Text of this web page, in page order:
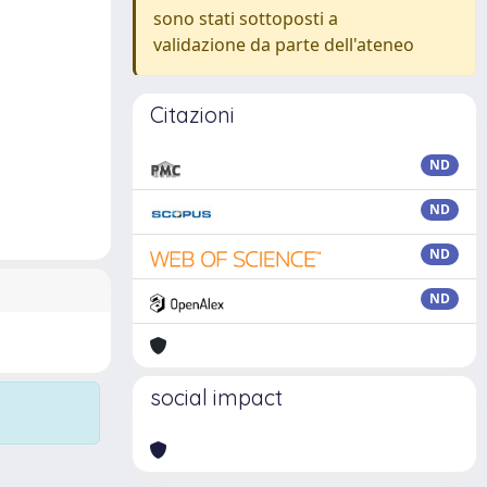
sono stati sottoposti a
validazione da parte dell'ateneo
Citazioni
ND
ND
ND
ND
social impact